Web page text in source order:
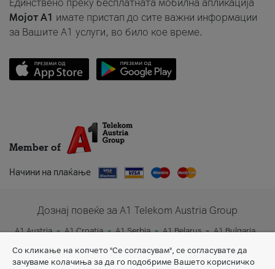
Единствено преку бесплатната мобилна апликација
Мојот A1 имате пристап до сите важни информации
за Вашите A1 услуги, во било кое време.
Member of
Начини на плаќање
Дознај повеќе за A1 Telekom Austria Group
A1 Austria A1 Croatia A1 Serbia A1 Belarus
A1 Bulgaria
A1 Slovenia
A1 Digital
Со кликање на копчето "Се согласувам", се согласувате да
зачуваме колачиња за да го подобриме Вашето корисничко